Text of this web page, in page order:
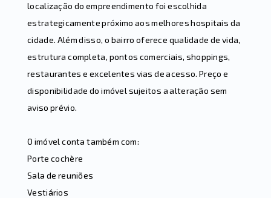
localização do empreendimento foi escolhida
estrategicamente próximo aos melhores hospitais da
cidade. Além disso, o bairro oferece qualidade de vida,
estrutura completa, pontos comerciais, shoppings,
restaurantes e excelentes vias de acesso. Preço e
disponibilidade do imóvel sujeitos a alteração sem
aviso prévio.
O imóvel conta também com:
Porte cochère
Sala de reuniões
Vestiários